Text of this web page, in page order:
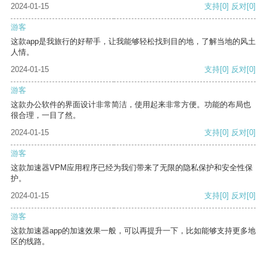
2024-01-15 支持[0] 反对[0]
游客
这款app是我旅行的好帮手，让我能够轻松找到目的地，了解当地的风土
人情。
2024-01-15
支持[0] 反对[0]
游客
这款办公软件的界面设计非常简洁，使用起来非常方便。功能的布局也
很合理，一目了然。
2024-01-15
支持[0] 反对[0]
游客
这款加速器VPM应用程序已经为我们带来了无限的隐私保护和安全性保
护。
2024-01-15
支持[0] 反对[0]
游客
这款加速器app的加速效果一般，可以再提升一下，比如能够支持更多地
区的线路。